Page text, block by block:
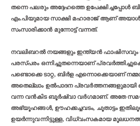
തന്നെ പലരും അദ്ദേഹത്തെ ഉപേക്ഷിച്ചപ്പോള്‍
എം.പിയുമായ സാക്ഷി മഹാരാജ് ആണ്
സംസാരിക്കാന്‍ മുന്നോട്ട് വന്നത്.
നവലിബറല്‍ നയങ്ങളും ഇന്ത്യന്‍ ഫാഷിസവും
പരസ്പരം ഒന്നിച്ചുതന്നെയാണ്
പണ്ടൊക്കെ ടാറ്റ, ബിര്‍ള എന്നൊക്കെയാണ്
അതെല്ലാം ഉല്‍പാദന പ്രവര്‍ത്തനങ്ങളുമായി
വന്ന വന്‍കിട ബൂര്‍ഷ്വാ വര്‍ഗമാണ്. അതേ സമയം
അഭ്യൂഹങ്ങള്‍, ഊഹക്കച്ചവടം, ചൂതാട്ടം
ഉയര്‍ന്നുവന്നിട്ടുള്ള, വിധ്വംസകമായ